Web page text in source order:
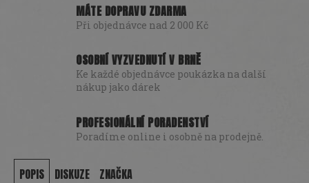
MÁTE DOPRAVU ZDARMA
Při objednávce nad 2 000 Kč
OSOBNÍ VYZVEDNUTÍ V BRNĚ
Ke každé objednávce poukázka na další
nákup jako dárek
PROFESIONÁLNÍ PORADENSTVÍ
Poradíme online i osobně na prodejně.
POPIS DISKUZE ZNAČKA